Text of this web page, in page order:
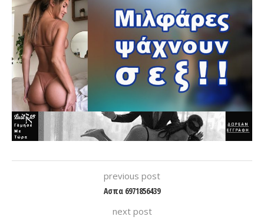
previous post
Ασπα 6971856439
next post